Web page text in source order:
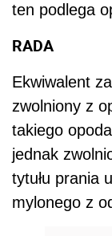
ten podlega
RADA
Ekwiwalent
zwolniony z
takiego
jednak
tytułu prania
mylonego z